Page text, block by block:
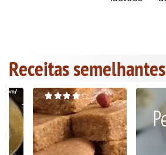
Receitas semelhantes